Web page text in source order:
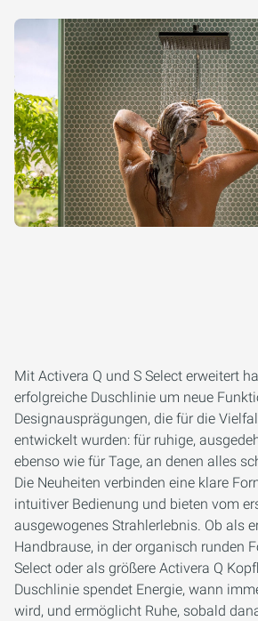
Mit Activera Q und S Select erweitert
erfolgreiche Duschlinie um neue
Designausprägungen, die für die
entwickelt wurden: für ruhige,
ebenso wie für Tage, an denen alles
Die Neuheiten verbinden eine klare
intuitiver Bedienung und bieten vom
ausgewogenes Strahlerlebnis. Ob als
Handbrause, in der organisch runden
Select oder als größere Activera Q
Duschlinie spendet Energie, wann
wird, und ermöglicht Ruhe, sobald